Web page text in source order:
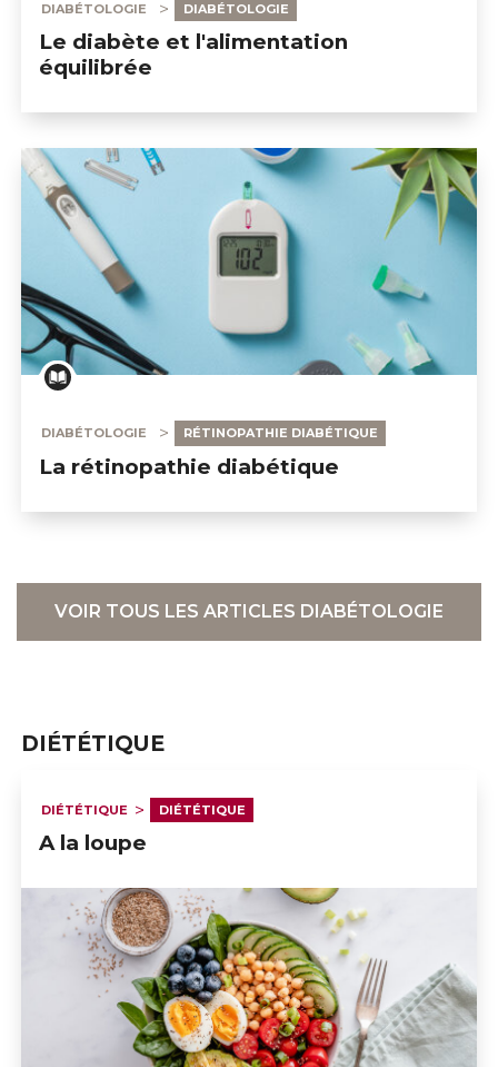
DIABÉTOLOGIE DIABÉTOLOGIE
Le diabète et l'alimentation
équilibrée
DIABÉTOLOGIE RÉTINOPATHIE DIABÉTIQUE
La rétinopathie diabétique
VOIR TOUS LES ARTICLES DIABÉTOLOGIE
DIÉTÉTIQUE
DIÉTÉTIQUE DIÉTÉTIQUE
A la loupe